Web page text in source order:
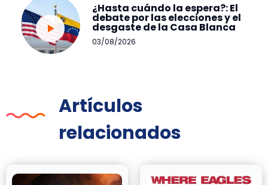
¿Hasta cuándo la espera?: El
debate por las elecciones y el
desgaste de la Casa Blanca
03/08/2026
Artículos
relacionados